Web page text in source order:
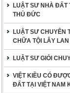
LUẬT SƯ NHÀ ĐẤT
THỦ ĐỨC
LUẬT SƯ CHUYÊN
CHỮA TỘI LÂY LAN
LUẬT SƯ GIỎI
VIỆT KIỀU CÓ
ĐẤT TẠI VIỆT NAM